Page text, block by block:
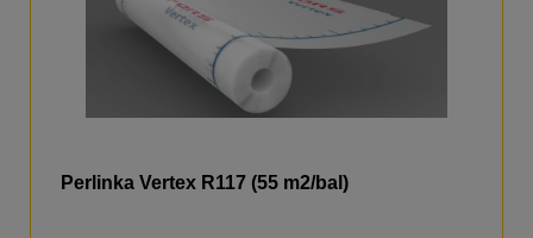
Perlinka Vertex R117 (55 m2/bal)